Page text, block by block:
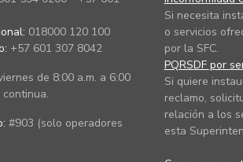
018000 120 100
+57 601 307 8042
de 8:00 a.m. a 6:00
continua.
#903 (solo operadores
Si necesita
o servicios
por la SFC.
PQRSDF por
Si quiere
reclamo,
relación a los
esta